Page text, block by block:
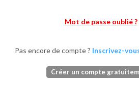
Mot de passe oublié ?
Pas encore de compte ? Inscrivez-
Créer un compte